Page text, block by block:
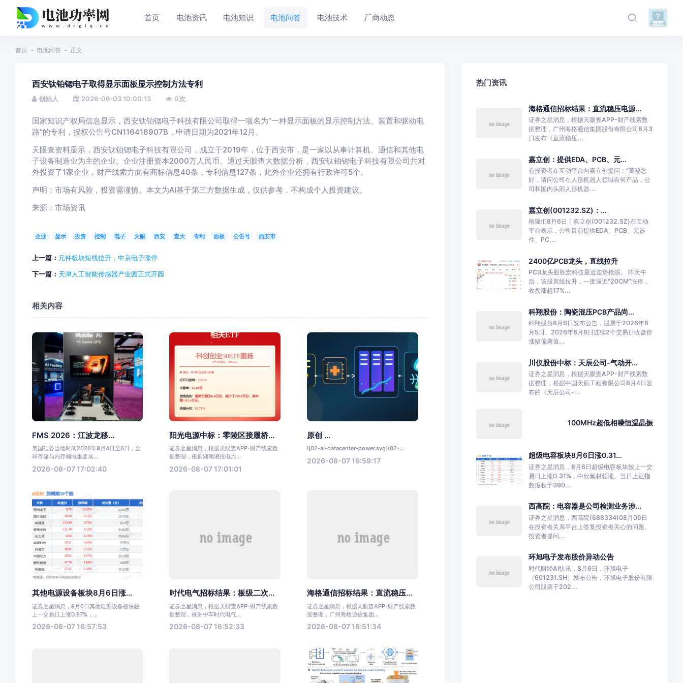
首页 电池资讯 电池知识 电池问答 电池技术 厂商动态
首页 电池问答 正文
西安钛铂锶电子取得显示面板显示控制方法专利
创始人 2026-06-03 10:00:13 0次
国家知识产权局信息显示，西安钛铂锶电子科技有限公司取得一项名为“一种显示面板的显示控制方法、装置和驱动电
路”的专利，授权公告号CN116416907B，申请日期为2021年12月。
天眼查资料显示，西安钛铂锶电子科技有限公司，成立于2019年，位于西安市，是一家以从事计算机、通信和其他电
子设备制造业为主的企业。企业注册资本2000万人民币。通过天眼查大数据分析，西安钛铂锶电子科技有限公司共对
外投资了1家企业，财产线索方面有商标信息40条，专利信息127条，此外企业还拥有行政许可5个。
声明：市场有风险，投资需谨慎。本文为AI基于第三方数据生成，仅供参考，不构成个人投资建议。
来源：市场资讯
企业 显示 投资 控制 电子 天眼 西安 查大 专利 面板 公告号 西安市
上一篇： 元件板块短线拉升，中京电子涨停
下一篇： 天津人工智能传感器产业园正式开园
相关内容
FMS 2026：江波龙移...
美国硅谷当地时间2026年8月4日至6日，全
球存储与内存领域重要展...
2026-08-07 17:02:40
阳光电源中标：零陵区接履桥...
证券之星消息，根据天眼查APP-财产线索数
据整理，根据湖南湘投电力...
2026-08-07 17:01:01
原创 ...
![02-ai-datacenter-power.svg](02-...
2026-08-07 16:59:17
其他电源设备板块8月6日涨...
证券之星消息，8月6日其他电源设备板块较
上一交易日上涨0.97%，...
2026-08-07 16:57:53
时代电气招标结果：板级二次...
证券之星消息，根据天眼查APP-财产线索数
据整理，株洲中车时代电气...
2026-08-07 16:52:33
海格通信招标结果：直流稳压...
证券之星消息，根据天眼查APP-财产线索数
据整理，广州海格通信集团...
2026-08-07 16:51:34
热门资讯
海格通信招标结果：直流稳压电源...
证券之星消息，根据天眼查APP-财产线索数
据整理，广州海格通信集团股份有限公司8月3
日发布《直流稳压...
嘉立创：提供EDA、PCB、元...
有投资者在互动平台向嘉立创提问：“董秘您
好，请问公司在人形机器人领域有何产品，公
司和国内头部人形机器...
嘉立创(001232.SZ)：...
格隆汇8月6日丨嘉立创(001232.SZ)在互动
平台表示，公司目前提供EDA、PCB、元器
件、PC...
2400亿PCB龙头，直线拉升
PCB龙头股胜宏科技最近走势抢眼。 昨天午
后，该股直线拉升，一度逼近“20CM”涨停，
收盘涨超17%...
科翔股份：陶瓷混压PCB产品尚...
科翔股份8月6日发布公告，股票于2026年8
月5日、2026年8月6日连续2个交易日收盘价
涨幅偏离值...
川仪股份中标：天辰公司-气动开...
证券之星消息，根据天眼查APP-财产线索数
据整理，根据中国天辰工程有限公司8月4日发
布的《天辰公司-...
100MHz超低相噪恒温晶振
超级电容板块8月6日涨0.31...
证券之星消息，8月6日超级电容板块较上一交
易日上涨0.31%，中欣氟材领涨。当日上证指
数报收于390...
西高院：电容器是公司检测业务涉...
证券之星消息，西高院(688334)08月06日
在投资者关系平台上答复投资者关心的问题。
投资者提问...
环旭电子发布股价异动公告
时代财经AI快讯，8月6日，环旭电子
（601231.SH）发布公告，环旭电子股份有限
公司股票于202...